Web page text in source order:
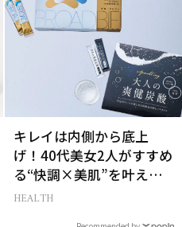
キレイは内側から底上
げ！40代美女2人がすすめ
る“快調×美肌”を叶える
胃腸ケアアイテム
HEALTH